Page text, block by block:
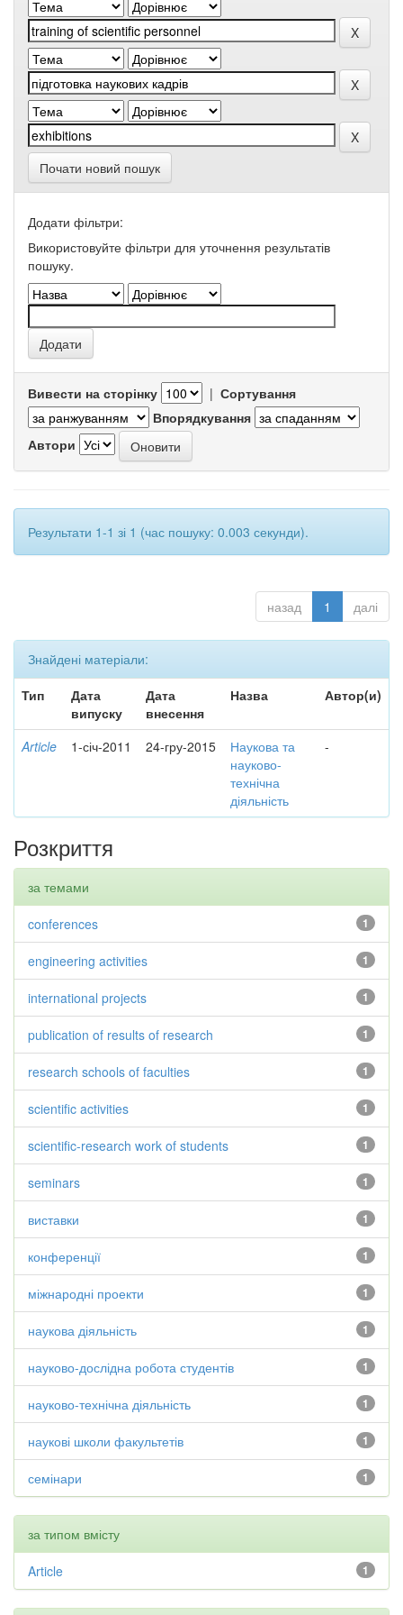
Почати новий пошук
Додати фільтри:
Використовуйте фільтри для уточнення результатів
пошуку.
Вивести на сторінку | Сортування
Впорядкування
Автори
Результати 1-1 зі 1 (час пошуку: 0.003 секунди).
назад 1 далі
Знайдені матеріали:
Тип
Дата
випуску
Дата
внесення
Назва Автор(и)
Article 1-січ-2011 24-гру-2015
Наукова та
науково-
технічна
діяльність
-
Розкриття
за темами
1
conferences
1
engineering activities
1
international projects
1
publication of results of research
1
research schools of faculties
1
scientific activities
1
scientific-research work of students
1
seminars
1
виставки
1
конференції
1
міжнародні проекти
1
наукова діяльність
1
науково-дослідна робота студентів
1
науково-технічна діяльність
1
наукові школи факультетів
1
семінари
за типом вмісту
1
Article